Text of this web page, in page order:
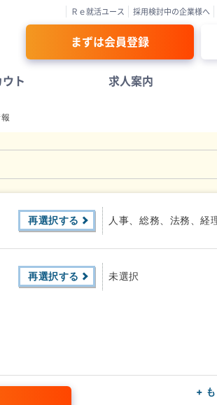
Ｒｅ就活ユース 採用検討中の企業様へ
まずは会員登録
ト 求人案内
再選択する 人事、総務、法務、経
再選択する 未選択
+